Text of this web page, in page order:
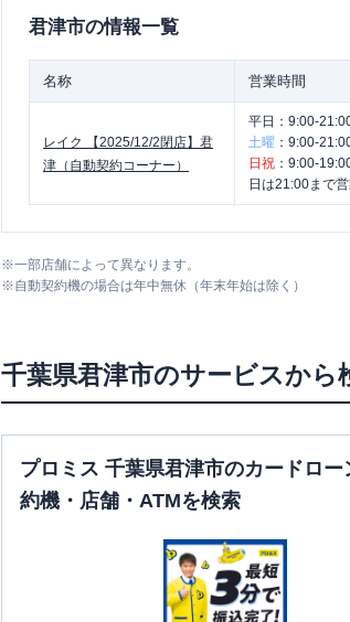
君津市の情報一覧
名称 営業時間
レイク
【2025/12/2閉店】君
津（自動契約コーナー）
平日： 9:00-
土曜 ： 9:00-
日祝 ： 9:00-
日は21:00まで営
※一部店舗によって異なります。
※自動契約機の場合は年中無休（年末年始は除く）
千葉県君津市のサービスから
プロミス 千葉県君津市のカードロー
約機・店舗・ATMを検索